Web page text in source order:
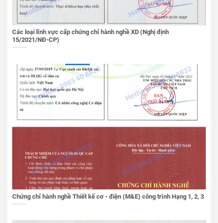
Các loại lĩnh vực cấp chứng chỉ hành nghề XD (Nghị định
15/2021/NĐ-CP)
Chứng chỉ hành nghề Thiết kế cơ - điện (M&E) công trình Hạng 1, 2, 3